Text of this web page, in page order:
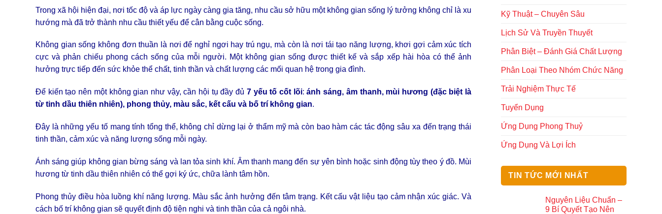
Trong xã hội hiện đại, nơi tốc độ và áp lực ngày càng gia tăng, nhu cầu sở hữu một không gian sống lý tưởng không chỉ là xu
hướng mà đã trở thành nhu cầu thiết yếu để cân bằng cuộc sống.
Không gian sống không đơn thuần là nơi để nghỉ ngơi hay trú ngụ, mà còn là nơi tái tạo năng lượng, khơi gợi cảm xúc tích
cực và phản chiếu phong cách sống của mỗi người. Một không gian sống được thiết kế và sắp xếp hài hòa có thể ảnh
hưởng trực tiếp đến sức khỏe thể chất, tinh thần và chất lượng các mối quan hệ trong gia đình.
Để kiến tạo nên một không gian như vậy, cần hội tụ đầy đủ 7 yếu tố cốt lõi:ánh sáng, âm thanh, mùi hương (đặc biệt là
từ tinh dầu thiên nhiên), phong thủy, màu sắc, kết cấu và bố trí không gian.
Đây là những yếu tố mang tính tổng thể, không chỉ dừng lại ở thẩm mỹ mà còn bao hàm các tác động sâu xa đến trạng thái
tinh thần, cảm xúc và năng lượng sống mỗi ngày.
Ánh sáng giúp không gian bừng sáng và lan tỏa sinh khí. Âm thanh mang đến sự yên bình hoặc sinh động tùy theo ý đồ. Mùi
hương từ tinh dầu thiên nhiên có thể gợi ký ức, chữa lành tâm hồn.
Phong thủy điều hòa luồng khí năng lượng. Màu sắc ảnh hưởng đến tâm trạng. Kết cấu vật liệu tạo cảm nhận xúc giác. Và
cách bố trí không gian sẽ quyết định độ tiện nghi và tinh thần của cả ngôi nhà.
Kỹ Thuật – Chuyên Sâu
Lịch Sử Và Truyền Thuyết
Phân Biệt – Đánh Giá Chất Lượng
Phân Loại Theo Nhóm Chức Năng
Trải Nghiệm Thực Tế
Tuyển Dụng
Ứng Dụng Phong Thuỷ
Ứng Dụng Và Lợi Ích
TIN TỨC MỚI NHẤT
Nguyên Liệu Chuẩn –
9 Bí Quyết Tạo Nên